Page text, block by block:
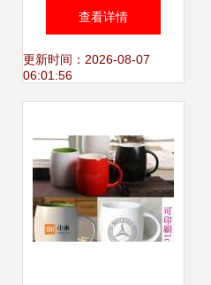
瓷杯，生活中的温
暖陪伴
查看详情
更新时间：2026-08-07
06:01:56